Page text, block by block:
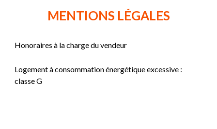
MENTIONS LÉGALES
Honoraires à la charge du vendeur
Logement à consommation énergétique excessive :
classe G